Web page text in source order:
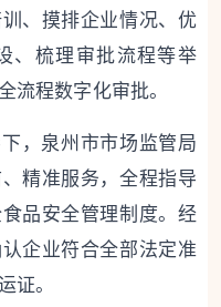
、摸排企业情况、优
、梳理审批流程等举
流程数字化审批。
，泉州市市场监管局
精准服务，全程指导
品安全管理制度。经
企业符合全部法定准
证。